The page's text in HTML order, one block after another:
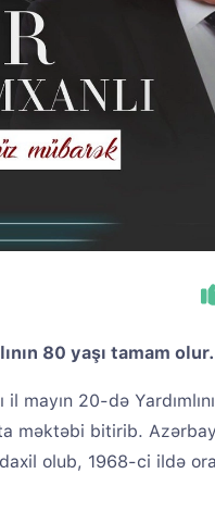
80 yaşı tamam olur.
mayın 20-də
məktəbi bitirib.
olub, 1968-ci ildə